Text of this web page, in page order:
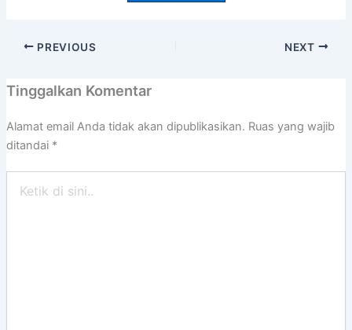
PREVIOUS NEXT
Tinggalkan Komentar
Alamat email Anda tidak akan dipublikasikan. Ruas yang wajib
ditandai *